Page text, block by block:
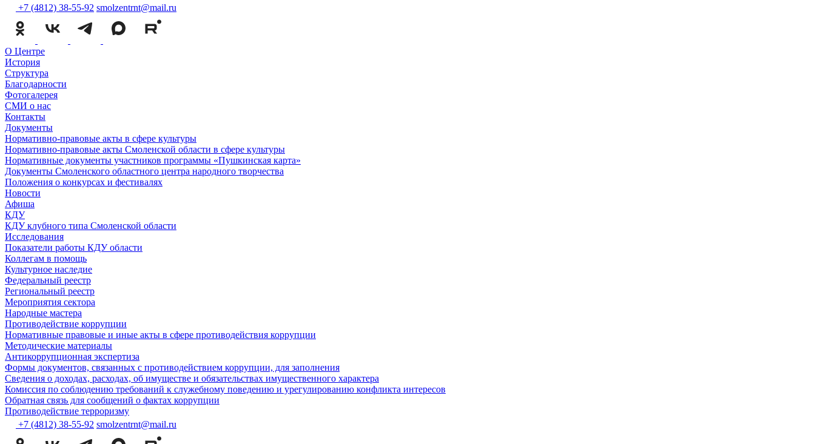
+7 (4812) 38-55-92 smolzentrnt@mail.ru
О Центре
История
Структура
Благодарности
Фотогалерея
СМИ о нас
Контакты
Документы
Нормативно-правовые акты в сфере культуры
Нормативно-правовые акты Смоленской области в сфере культуры
Нормативные документы участников программы «Пушкинская карта»
Документы Смоленского областного центра народного творчества
Положения о конкурсах и фестивалях
Новости
Афиша
КДУ
КДУ клубного типа Смоленской области
Исследования
Показатели работы КДУ области
Коллегам в помощь
Культурное наследие
Федеральный реестр
Региональный реестр
Мероприятия сектора
Народные мастера
Противодействие коррупции
Нормативные правовые и иные акты в сфере противодействия коррупции
Методические материалы
Антикоррупционная экспертиза
Формы документов, связанных с противодействием коррупции, для заполнения
Сведения о доходах, расходах, об имуществе и обязательствах имущественного характера
Комиссия по соблюдению требований к служебному поведению и урегулированию конфликта интересов
Обратная связь для сообщений о фактах коррупции
Противодействие терроризму
+7 (4812) 38-55-92 smolzentrnt@mail.ru